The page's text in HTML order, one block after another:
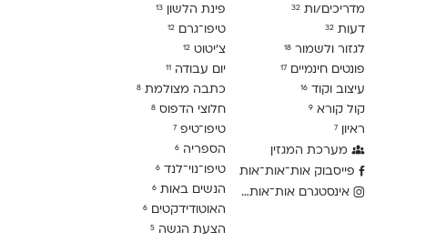
מדריכים/ות 32
דעות 32
לגזור ולשמור 18
פונטים חינמיים 17
עיצוב וקוד 16
קול קורא 9
ראיון 7
מערכת המגזין
פייסבוק אות־אות־אות
אינסטגרם אות־אות־אות
פינת הלשון 13
טיפו־גרם 12
צ׳יטוט 12
יום עבודה 11
כתבה מצולמת 8
חלוצי הדפוס 8
טיפו־טיפ 7
הספריה 6
טיפו־נוי־לנד 6
הנשים באות 6
האוטודידקטים 6
הצעת הגשה 5